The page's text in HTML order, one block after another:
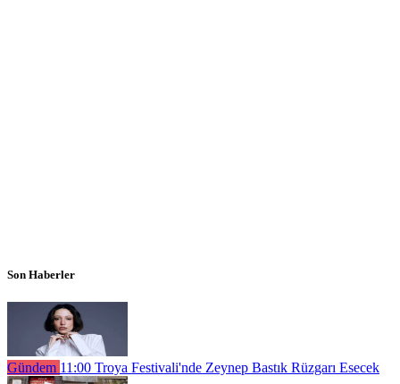
Son Haberler
Gündem 11:00 Troya Festivali'nde Zeynep Bastık Rüzgarı Esecek